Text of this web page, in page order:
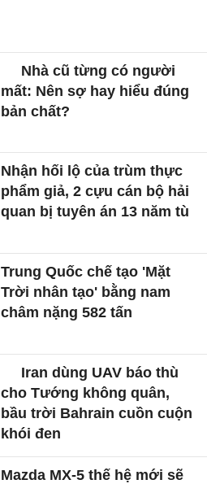
Nhà cũ từng có người
mất: Nên sợ hay hiểu đúng
bản chất?
Nhận hối lộ của trùm thực
phẩm giả, 2 cựu cán bộ hải
quan bị tuyên án 13 năm tù
Trung Quốc chế tạo 'Mặt
Trời nhân tạo' bằng nam
châm nặng 582 tấn
Iran dùng UAV báo thù
cho Tướng không quân,
bầu trời Bahrain cuồn cuộn
khói đen
Mazda MX-5 thế hệ mới sẽ